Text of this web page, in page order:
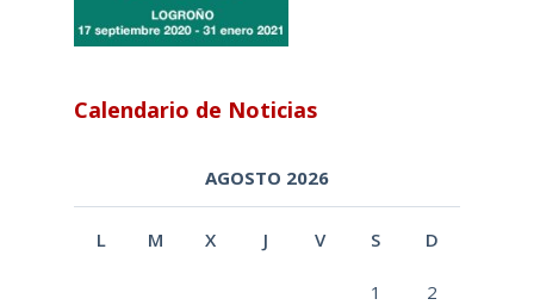
Calendario de Noticias
AGOSTO 2026
L M X J V S D
1 2